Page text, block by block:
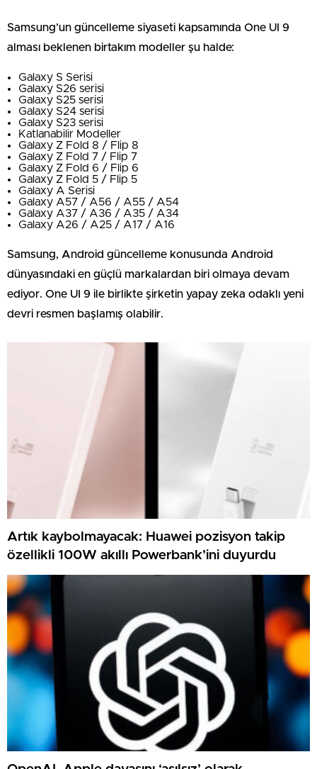
Samsung’un güncelleme siyaseti kapsamında One UI 9
alması beklenen birtakım modeller şu halde:
Galaxy S Serisi
Galaxy S26 serisi
Galaxy S25 serisi
Galaxy S24 serisi
Galaxy S23 serisi
Katlanabilir Modeller
Galaxy Z Fold 8 / Flip 8
Galaxy Z Fold 7 / Flip 7
Galaxy Z Fold 6 / Flip 6
Galaxy Z Fold 5 / Flip 5
Galaxy A Serisi
Galaxy A57 / A56 / A55 / A54
Galaxy A37 / A36 / A35 / A34
Galaxy A26 / A25 / A17 / A16
Samsung, Android güncelleme konusunda Android
dünyasındaki en güçlü markalardan biri olmaya devam
ediyor. One UI 9 ile birlikte şirketin yapay zeka odaklı yeni
devri resmen başlamış olabilir.
Artık kaybolmayacak: Huawei pozisyon takip
özellikli 100W akıllı Powerbank’ini duyurdu